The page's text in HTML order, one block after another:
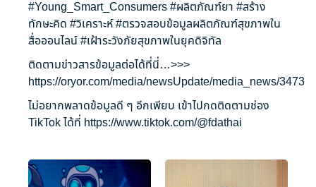
#Young_Smart_Consumers#ผลิตภัณฑ์ยา #สร้าง
ทักษะคิด #วิเคราะห์#ตรวจสอบข้อมูลผลิตภัณฑ์สุขภาพใน
สื่อออนไลน์#เฝ้าระวังภัยสุขภาพในยุคดิจิทัล
ติดตามข่าวสารข้อมูลต่อได้ที่นี่…>>>
https://oryor.com/media/newsUpdate/media_news/3473
ไม่อยากพลาดข้อมูลดี ๆ อีกเพียบ เข้าไปกดติดตามช่อง
TikTok ได้ที่ https://www.tiktok.com/@fdathai